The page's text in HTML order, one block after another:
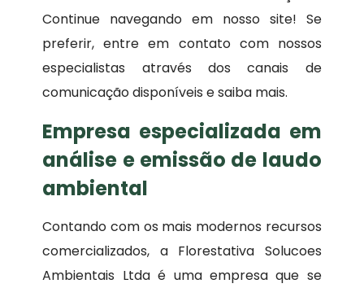
Continue navegando em nosso site! Se
preferir, entre em contato com nossos
especialistas através dos canais de
comunicação disponíveis e saiba mais.
Empresa especializada em
análise e emissão de laudo
ambiental
Contando com os mais modernos recursos
comercializados, a Florestativa Solucoes
Ambientais Ltda é uma empresa que se